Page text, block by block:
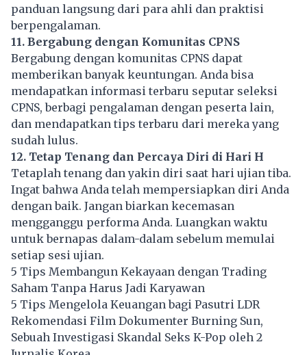
panduan langsung dari para ahli dan praktisi
berpengalaman.
11. Bergabung dengan Komunitas CPNS
Bergabung dengan komunitas CPNS dapat
memberikan banyak keuntungan. Anda bisa
mendapatkan informasi terbaru seputar seleksi
CPNS, berbagi pengalaman dengan peserta lain,
dan mendapatkan tips terbaru dari mereka yang
sudah lulus.
12. Tetap Tenang dan Percaya Diri di Hari H
Tetaplah tenang dan yakin diri saat hari ujian tiba.
Ingat bahwa Anda telah mempersiapkan diri Anda
dengan baik. Jangan biarkan kecemasan
mengganggu performa Anda. Luangkan waktu
untuk bernapas dalam-dalam sebelum memulai
setiap sesi ujian.
5 Tips Membangun Kekayaan dengan Trading
Saham Tanpa Harus Jadi Karyawan
5 Tips Mengelola Keuangan bagi Pasutri LDR
Rekomendasi Film Dokumenter Burning Sun,
Sebuah Investigasi Skandal Seks K-Pop oleh 2